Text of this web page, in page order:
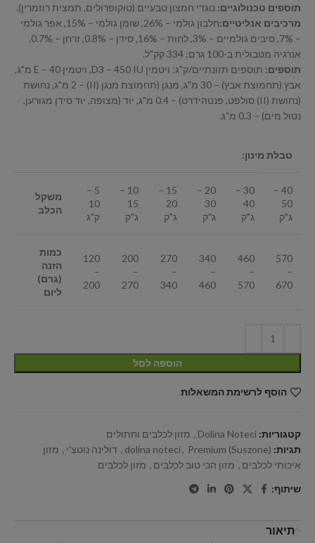
תוספים טכנולוגיים: נוגדי חמצון טבעיים (טוקופרולים, תמצית רוזמרין).
מרכיבים אנליטיים:
חלבון גולמי – 26%, שומן גולמי – 15%, אפר גולמי
– 7%, סיבים גולמיים – 3%, לחות – 16%, סידן – 0.8%, זרחן – 0.7%.
אנרגיה מטבולית ב-100 גרם: 334 קק"ל.
תוספים:
תוספים תזונתיים/ק"ג: ויטמין D3 – 450 IU, ויטמין E – 40 מ"ג,
אבץ (תחמוצת אבץ) – 30 מ"ג, מנגן (תחמוצת מנגן (II) – 2 מ"ג, נחושת
(נחושת (II) סולפט, פנטהידרט) – 0.4 מ"ג, יוד (מצופה, יוד סידן מגורען,
נטול מים) – 0.3 מ"ג.
טבלת מינון:
40 –
50
ג"ק
30 –
40
ג"ק
20 –
30
ג"ק
15 –
20
ג"ק
10 –
15
ג"ק
5 –
10
ק"ג
משקל
הכלב
570
–
670
460
–
570
340
–
460
270
–
340
200
–
270
120
–
200
כמות
הזנה
(גרם)
ליום
הוספה לסל
הוסף לרשימת המשאלות
קטגוריות: Dolina Noteci
, מזון לכלבים וחתולים
תגיות:
dolina noteci, Premium (Suszone)
, דולינה נוטצ'י , מזון
איכותי לכלבים , מזון הכי טוב לכלבים , מזון לכלבים
שיתוף:
תיאור